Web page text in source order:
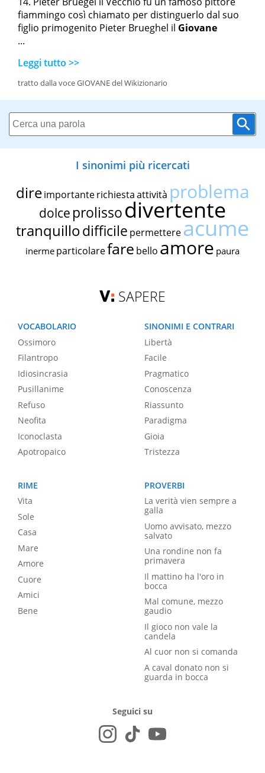
fiammingo così chiamato per distinguerlo dal suo
figlio primogenito Pieter Brueghel il Giovane
...
Leggi tutto >>
tratto dalla voce GIOVANE del Wikizionario
I sinonimi più ricercati
dire importante richiestaattività problema
dolce prolissodivertente
tranquillodifficile permettereacume
inerme particolarefare bello amore paura
SAPERE
VOCABOLARIO
Ossimoro
Filantropo
Idiosincrasia
Pusillanime
Refuso
Neofita
Iconoclasta
Apotropaico
SINONIMI E CONTRARI
Libertà
Facile
Pragmatico
Conoscenza
Riassunto
Paradigma
Gioia
Tristezza
RIME
Vita
Sole
Casa
Mare
Amore
Cuore
Amici
Bene
PROVERBI
La verità vien sempre a
galla
Uomo avvisato, mezzo
salvato
Una rondine non fa
primavera
Il mattino ha l'oro in
bocca
Mal comune, mezzo
gaudio
Il gioco non vale la
candela
Al cuor non si comanda
A caval donato non si
guarda in bocca
Seguici su